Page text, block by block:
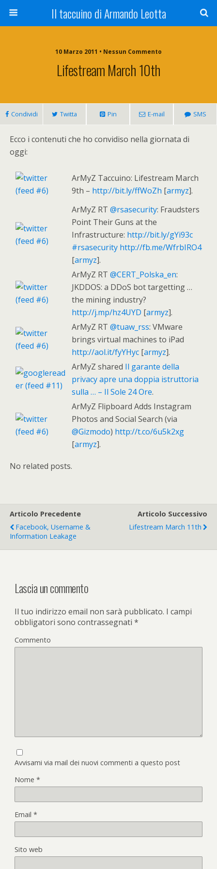
Il taccuino di Armando Leotta
10 Marzo 2011 • Nessun Commento
Lifestream March 10th
Condividi Twitta Pin E-mail SMS
Ecco i contenuti che ho convidiso nella giornata di
oggi:
ArMyZ Taccuino: Lifestream March
9th – http://bit.ly/ffWoZh [armyz].
ArMyZ RT @rsasecurity: Fraudsters
Point Their Guns at the
Infrastructure: http://bit.ly/gYi93c
#rsasecurity http://fb.me/WfrbIRO4
[armyz].
ArMyZ RT @CERT_Polska_en:
JKDDOS: a DDoS bot targetting …
the mining industry?
http://j.mp/hz4UYD [armyz].
ArMyZ RT @tuaw_rss: VMware
brings virtual machines to iPad
http://aol.it/fyYHyc [armyz].
ArMyZ shared Il garante della
privacy apre una doppia istruttoria
sulla … – Il Sole 24 Ore.
ArMyZ Flipboard Adds Instagram
Photos and Social Search (via
@Gizmodo) http://t.co/6u5k2xg
[armyz].
No related posts.
Articolo Precedente
Facebook, Username &
Information Leakage
Articolo Successivo
Lifestream March 11th
Lascia un commento
Il tuo indirizzo email non sarà pubblicato. I campi
obbligatori sono contrassegnati *
Commento
Avvisami via mail dei nuovi commenti a questo post
Nome *
Email *
Sito web